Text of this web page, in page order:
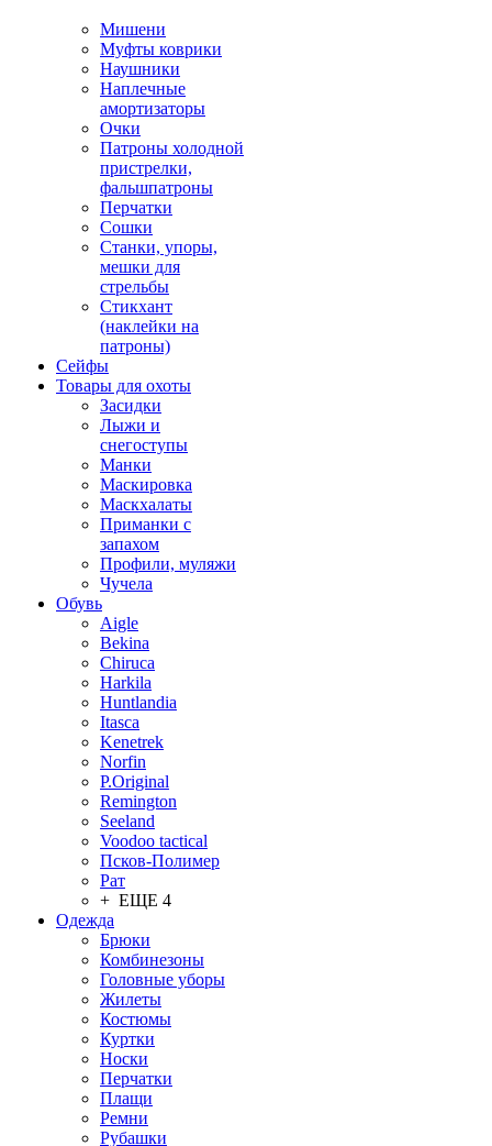
Мишени
Муфты коврики
Наушники
Наплечные
амортизаторы
Очки
Патроны холодной
пристрелки,
фальшпатроны
Перчатки
Сошки
Станки, упоры,
мешки для
стрельбы
Стикхант
(наклейки на
патроны)
Сейфы
Товары для охоты
Засидки
Лыжи и
снегоступы
Манки
Маскировка
Маскхалаты
Приманки с
запахом
Профили, муляжи
Чучела
Обувь
Aigle
Bekina
Chiruсa
Harkila
Huntlandia
Itasca
Kenetrek
Norfin
P.Original
Remington
Seeland
Voodoo tactical
Псков-Полимер
Рат
+ ЕЩЕ 4
Одежда
Брюки
Комбинезоны
Головные уборы
Жилеты
Костюмы
Куртки
Носки
Перчатки
Плащи
Ремни
Рубашки